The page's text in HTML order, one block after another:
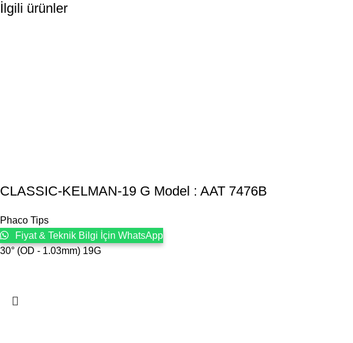
İlgili ürünler
CLASSIC-KELMAN-19 G Model : AAT 7476B
Phaco Tips
Fiyat & Teknik Bilgi İçin WhatsApp
30° (OD - 1.03mm) 19G